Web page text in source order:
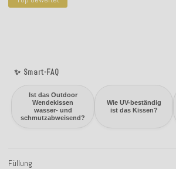
✨ Smart-FAQ
Ist das Outdoor
Wendekissen
wasser- und
schmutzabweisend?
Wie UV-beständig
ist das Kissen?
Füllung